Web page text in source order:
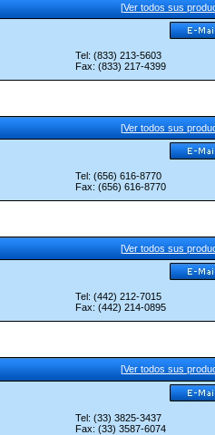
[Ver todos sus
Tel: (833) 213-5603
Fax: (833) 217-4399
[Ver todos sus
Tel: (656) 616-8770
Fax: (656) 616-8770
[Ver todos sus
Tel: (442) 212-7015
Fax: (442) 214-0895
[Ver todos sus
Tel: (33) 3825-3437
Fax: (33) 3587-6074